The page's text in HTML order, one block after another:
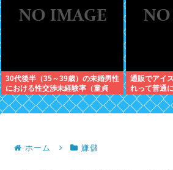
30代後半（35～39歳）の未婚男性
における性交渉未経験率（童貞
率）が約26%（4人に1人）
通販でアイ
れって普通
うが安くな
ホーム 嫌儲